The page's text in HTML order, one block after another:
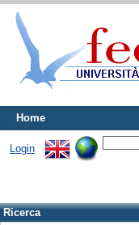
Home
Login
Ricerca